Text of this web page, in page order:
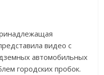
видео с
автомобильных
городских пробок.